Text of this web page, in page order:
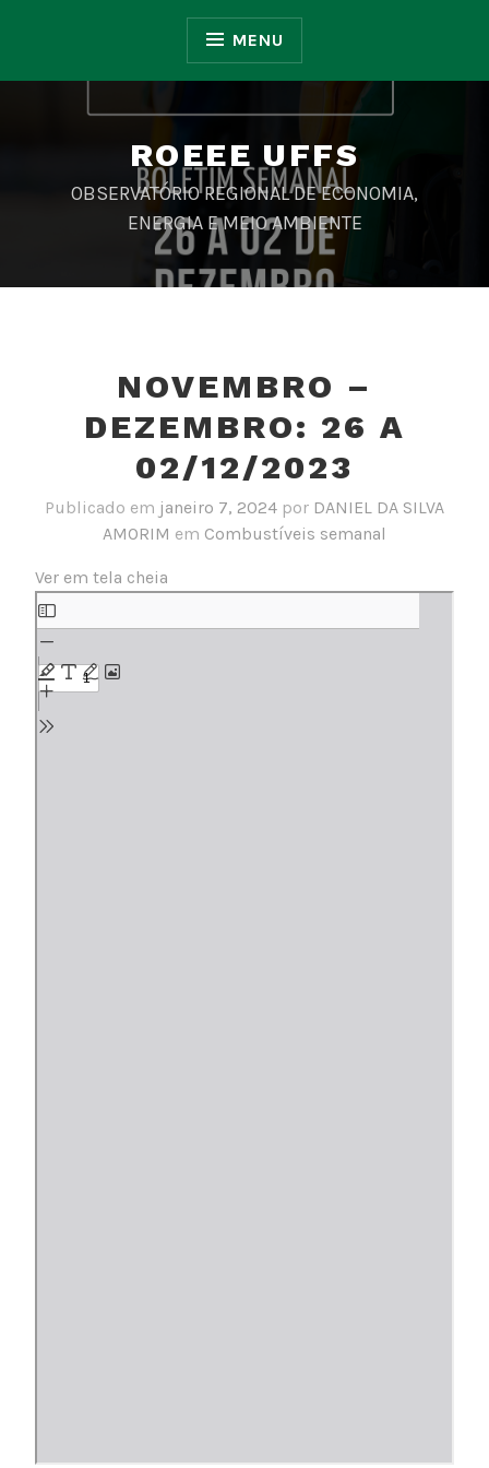
MENU
ROEEE UFFS
OBSERVATÓRIO REGIONAL DE ECONOMIA,
ENERGIA E MEIO AMBIENTE
NOVEMBRO –
DEZEMBRO: 26 A
02/12/2023
Publicado em janeiro 7, 2024 por DANIEL DA SILVA
AMORIM em Combustíveis semanal
Ver em tela cheia
Skip
to
PDF
content